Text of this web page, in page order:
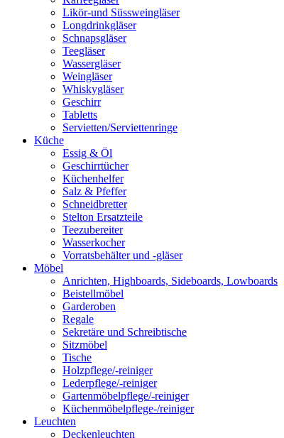
Likör-und Süssweingläser
Longdrinkgläser
Schnapsgläser
Teegläser
Wassergläser
Weingläser
Whiskygläser
Geschirr
Tabletts
Servietten/Serviettenringe
Küche
Essig & Öl
Geschirrtücher
Küchenhelfer
Salz & Pfeffer
Schneidbretter
Stelton Ersatzteile
Teezubereiter
Wasserkocher
Vorratsbehälter und -gläser
Möbel
Anrichten, Highboards, Sideboards, Lowboards
Beistellmöbel
Garderoben
Regale
Sekretäre und Schreibtische
Sitzmöbel
Tische
Holzpflege/-reiniger
Lederpflege/-reiniger
Gartenmöbelpflege/-reiniger
Küchenmöbelpflege-/reiniger
Leuchten
Deckenleuchten